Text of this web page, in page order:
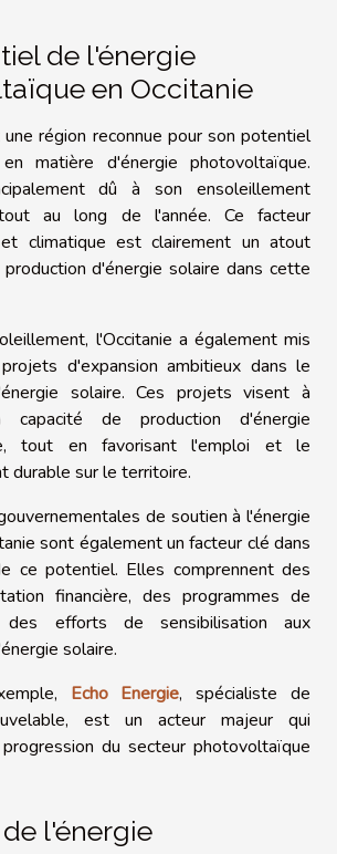
de l'énergie
en Occitanie
région reconnue pour son potentiel
matière d'énergie photovoltaïque.
dû à son ensoleillement
au long de l'année. Ce facteur
et climatique est clairement un atout
d'énergie solaire dans cette
l'Occitanie a également mis
d'expansion ambitieux dans le
solaire. Ces projets visent à
capacité de production d'énergie
tout en favorisant l'emploi et le
durable sur le territoire.
de soutien à l'énergie
sont également un facteur clé dans
ce potentiel. Elles comprennent des
financière, des programmes de
efforts de sensibilisation aux
solaire.
Echo Energie, spécialiste de
est un acteur majeur qui
du secteur photovoltaïque
l'énergie